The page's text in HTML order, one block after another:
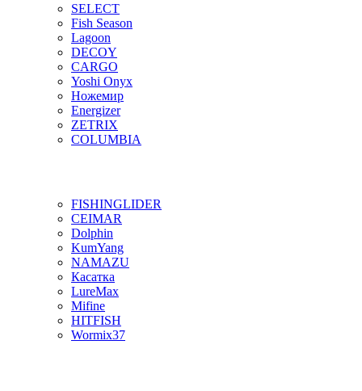
SELECT
Fish Season
Lagoon
DECOY
CARGO
Yoshi Onyx
Ножемир
Energizer
ZETRIX
COLUMBIA
FISHINGLIDER
CEIMAR
Dolphin
KumYang
NAMAZU
Касатка
LureMax
Mifine
HITFISH
Wormix37